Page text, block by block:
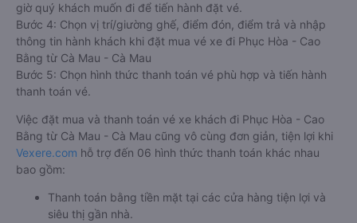
giờ quý khách muốn đi để tiến hành đặt vé.
Bước 4: Chọn vị trí/giường ghế, điểm đón, điểm trả và nhập
thông tin hành khách khi đặt mua vé xe đi Phục Hòa - Cao
Bằng từ Cà Mau - Cà Mau
Bước 5: Chọn hình thức thanh toán vé phù hợp và tiến hành
thanh toán vé.
Việc đặt mua và thanh toán vé xe khách đi Phục Hòa - Cao
Bằng từ Cà Mau - Cà Mau cũng vô cùng đơn giản, tiện lợi khi
Vexere.com hỗ trợ đến 06 hình thức thanh toán khác nhau
bao gồm:
Thanh toán bằng tiền mặt tại các cửa hàng tiện lợi và
siêu thị gần nhà.